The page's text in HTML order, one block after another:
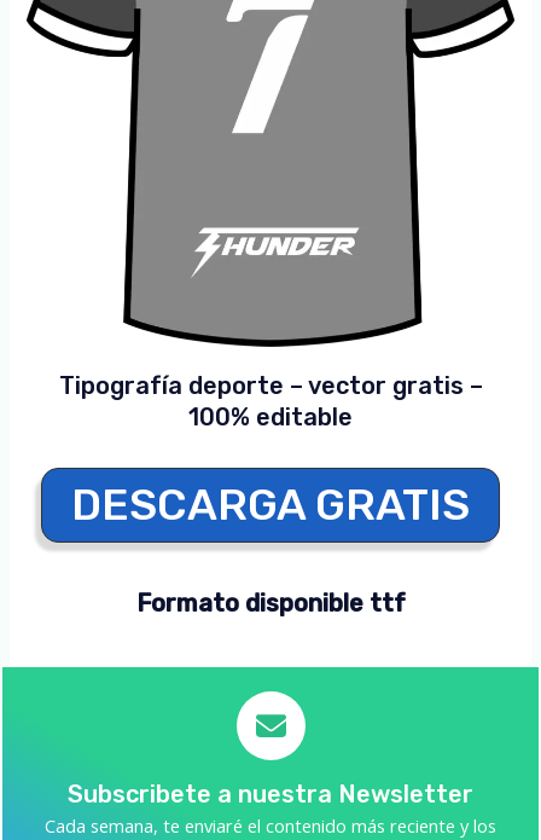
Tipografía deporte – vector gratis –
100% editable
DESCARGA GRATIS
Formato disponible ttf
Subscribete a nuestra Newsletter
Cada semana, te enviaré el contenido más reciente y los